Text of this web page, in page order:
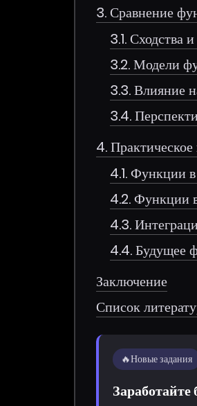
3. Сравнение
3.1. Сходства
3.2. Модели
3.3. Влияние
3.4.
4.
4.1. Функции
4.2. Функции
4.3.
4.4. Будущее
Заключение
Список
🔥Новые задания